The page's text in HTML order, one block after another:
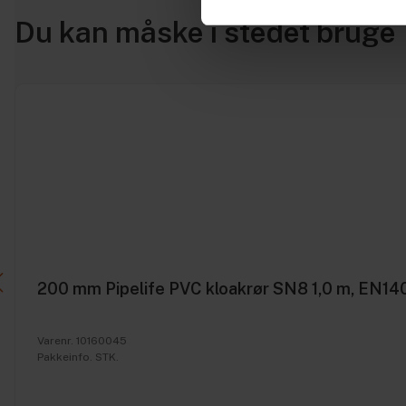
Du kan måske i stedet bruge
200 mm Pipelife PVC kloakrør SN8 1,0 m,
Varenr. 10160045
Pakkeinfo. STK.